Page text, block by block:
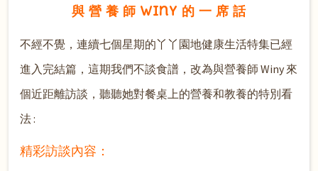
CONTACT US
PARTNERS
與 營 養 師 Winy 的 一 席 話
不經不覺，連續七個星期的丫丫園地健康生活特集已經
進入完結篇，這期我們不談食譜，改為與營養師 Winy 來
個近距離訪談，聽聽她對餐桌上的營養和教養的特別看
法 :
精彩訪談內容：